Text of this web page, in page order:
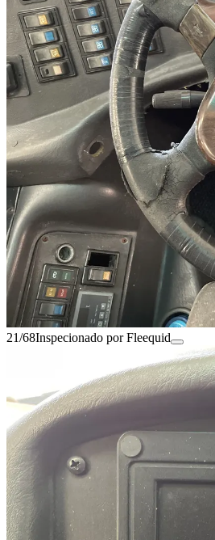
21/68Inspecionado por Fleequid